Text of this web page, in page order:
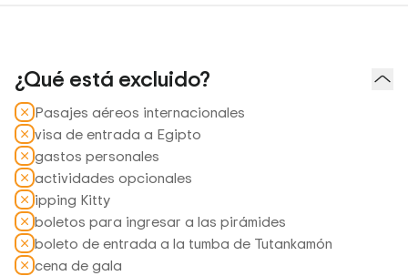
¿Qué está excluido?
Pasajes aéreos internacionales
visa de entrada a Egipto
gastos personales
actividades opcionales
ipping Kitty
boletos para ingresar a las pirámides
boleto de entrada a la tumba de Tutankamón
cena de gala